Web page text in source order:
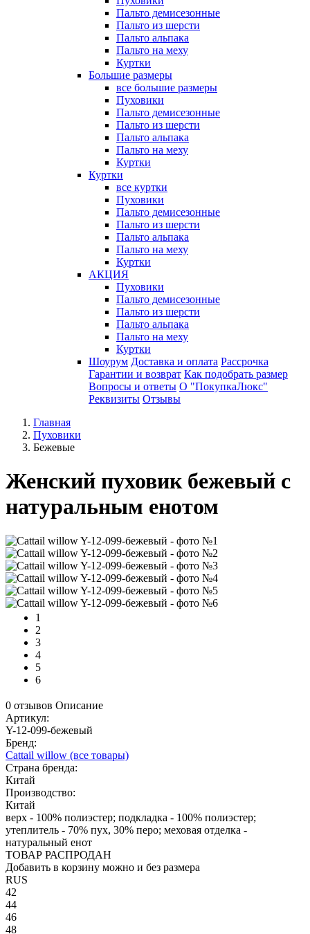
Пальто демисезонные
Пальто из шерсти
Пальто альпака
Пальто на меху
Куртки
Большие размеры
все большие размеры
Пуховики
Пальто демисезонные
Пальто из шерсти
Пальто альпака
Пальто на меху
Куртки
Куртки
все куртки
Пуховики
Пальто демисезонные
Пальто из шерсти
Пальто альпака
Пальто на меху
Куртки
АКЦИЯ
Пуховики
Пальто демисезонные
Пальто из шерсти
Пальто альпака
Пальто на меху
Куртки
Шоурум Доставка и оплата Рассрочка
Гарантии и возврат Как подобрать размер
Вопросы и ответы О "ПокупкаЛюкс"
Реквизиты Отзывы
Главная
Пуховики
Бежевые
Женский пуховик бежевый с
натуральным енотом
1
2
3
4
5
6
0 отзывов Описание
Артикул:
Y-12-099-бежевый
Бренд:
Cattail willow (все товары)
Страна бренда:
Китай
Производство:
Китай
верх - 100% полиэстер; подкладка - 100% полиэстер;
утеплитель - 70% пух, 30% перо; меховая отделка -
натуральный енот
ТОВАР РАСПРОДАН
Добавить в корзину можно и без размера
RUS
42
44
46
48